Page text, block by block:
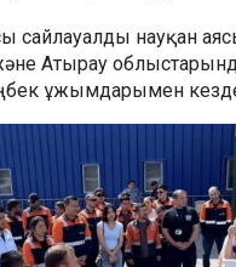
сайлауалды науқан
Атырау
ұжымдарымен